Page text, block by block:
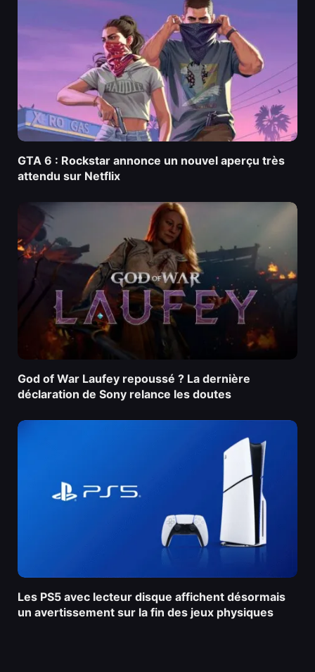
GTA 6 : Rockstar annonce un nouvel aperçu très
attendu sur Netflix
God of War Laufey repoussé ? La dernière
déclaration de Sony relance les doutes
Les PS5 avec lecteur disque affichent désormais
un avertissement sur la fin des jeux physiques